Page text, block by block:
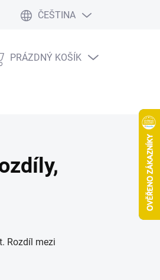
ČEŠTINA
NÁKUPNÍ
PRÁZDNÝ KOŠÍK
Rozdíl mezi